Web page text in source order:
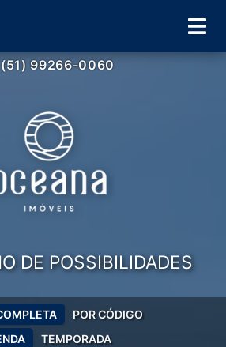
(51) 99266-0060
DE POSSIBILIDADES
TEMPORADA
POR CÓDIGO